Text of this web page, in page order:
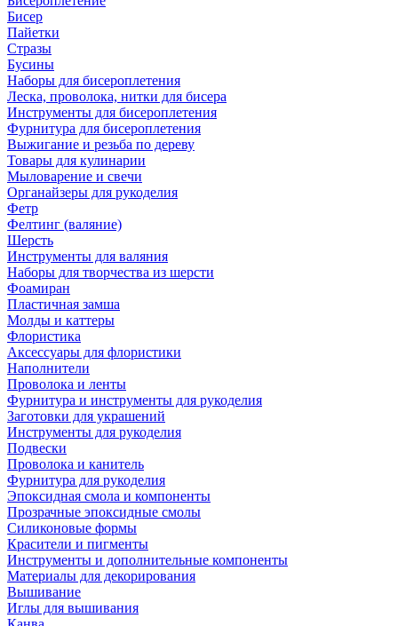
Бисер
Пайетки
Стразы
Бусины
Наборы для бисероплетения
Леска, проволока, нитки для бисера
Инструменты для бисероплетения
Фурнитура для бисероплетения
Выжигание и резьба по дереву
Товары для кулинарии
Мыловарение и свечи
Органайзеры для рукоделия
Фетр
Фелтинг (валяние)
Шерсть
Инструменты для валяния
Наборы для творчества из шерсти
Фоамиран
Пластичная замша
Молды и каттеры
Флористика
Аксессуары для флористики
Наполнители
Проволока и ленты
Фурнитура и инструменты для рукоделия
Заготовки для украшений
Инструменты для рукоделия
Подвески
Проволока и канитель
Фурнитура для рукоделия
Эпоксидная смола и компоненты
Прозрачные эпоксидные смолы
Силиконовые формы
Красители и пигменты
Инструменты и дополнительные компоненты
Материалы для декорирования
Вышивание
Иглы для вышивания